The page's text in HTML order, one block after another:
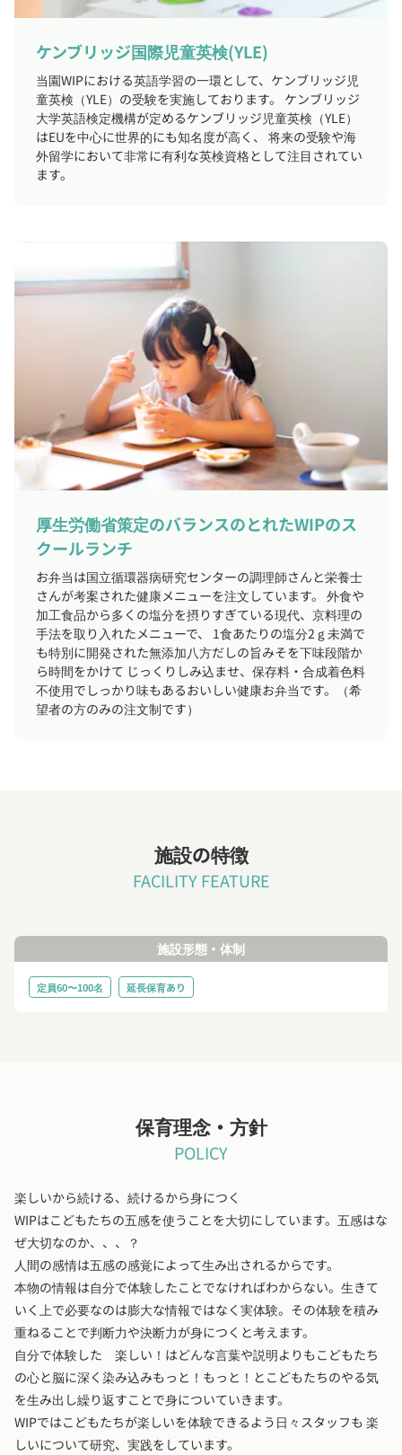
ケンブリッジ国際児童英検(YLE)
当園WIPにおける英語学習の一環として、ケンブリッジ児
童英検（YLE）の受験を実施しております。 ケンブリッジ
大学英語検定機構が定めるケンブリッジ児童英検（YLE）
はEUを中心に世界的にも知名度が高く、 将来の受験や海
外留学において非常に有利な英検資格として注目されてい
ます。
厚生労働省策定のバランスのとれたWIPのス
クールランチ
お弁当は国立循環器病研究センターの調理師さんと栄養士
さんが考案された健康メニューを注文しています。 外食や
加工食品から多くの塩分を摂りすぎている現代、京料理の
手法を取り入れたメニューで、 1食あたりの塩分2ｇ未満で
も特別に開発された無添加八方だしの旨みそを下味段階か
ら時間をかけて じっくりしみ込ませ、保存料・合成着色料
不使用でしっかり味もあるおいしい健康お弁当です。（希
望者の方のみの注文制です）
施設の特徴
FACILITY FEATURE
施設形態・体制
定員60〜100名 延長保育あり
保育理念・方針
POLICY
楽しいから続ける、続けるから身につく
WIPはこどもたちの五感を使うことを大切にしています。五感はな
ぜ大切なのか、、、？
人間の感情は五感の感覚によって生み出されるからです。
本物の情報は自分で体験したことでなければわからない。生きて
いく上で必要なのは膨大な情報ではなく実体験。その体験を積み
重ねることで判断力や決断力が身につくと考えます。
自分で体験した 楽しい！はどんな言葉や説明よりもこどもたち
の心と脳に深く染み込みもっと！もっと！とこどもたちのやる気
を生み出し繰り返すことで身についていきます。
WIPではこどもたちが楽しいを体験できるよう日々スタッフも 楽
しいについて研究、実践をしています。